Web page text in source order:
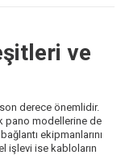
ve
derece önemlidir.
pano modellerine de
ekipmanlarını
işlevi ise kabloların